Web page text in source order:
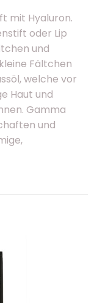
mit Hyaluron.
oder Lip
und
Fältchen
welche vor
Haut und
Gamma
und